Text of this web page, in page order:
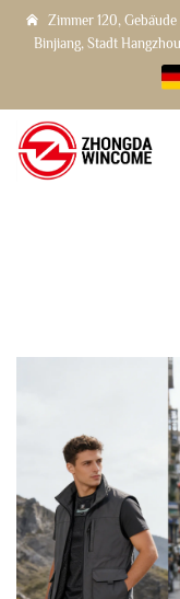
Zimmer 120,
Binjiang, Stadt Hangzhou